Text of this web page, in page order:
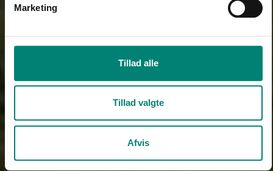
Marketing
Tillad alle
Tillad valgte
Afvis